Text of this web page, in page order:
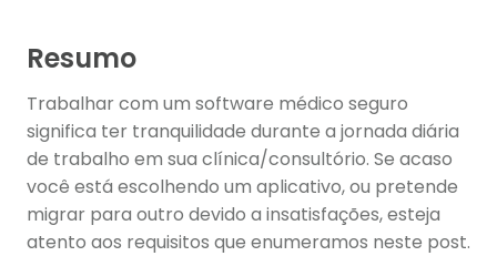
Resumo
Trabalhar com um software médico seguro
significa ter tranquilidade durante a jornada diária
de trabalho em sua clínica/consultório. Se acaso
você está escolhendo um aplicativo, ou pretende
migrar para outro devido a insatisfações, esteja
atento aos requisitos que enumeramos neste post.